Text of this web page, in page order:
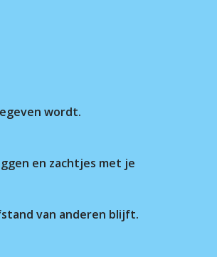
wordt.
en zachtjes met je
van anderen blijft.